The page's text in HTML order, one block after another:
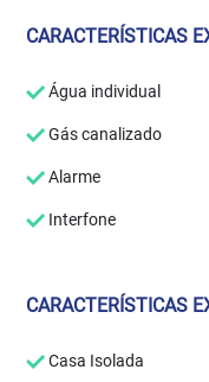
CARACTERÍSTICAS
Água individual
Gás canalizado
Alarme
Interfone
CARACTERÍSTICAS
Casa Isolada